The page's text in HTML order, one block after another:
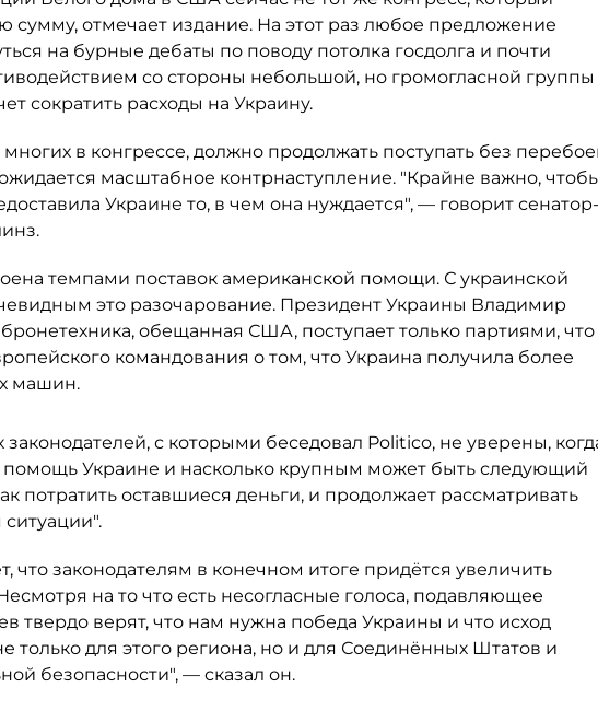
отмечает издание. На этот раз любое предложение
на бурные дебаты по поводу потолка госдолга и почти
со стороны небольшой, но громогласной группы
сократить расходы на Украину.
в конгрессе, должно продолжать поступать без
масштабное контрнаступление. "Крайне важно,
Украине то, в чем она нуждается", — говорит сенатор-
темпами поставок американской помощи. С украинской
это разочарование. Президент Украины Владимир
обещанная США, поступает только партиями, что
командования о том, что Украина получила более
машин.
с которыми беседовал Politico, не уверены,
помощь Украине и насколько крупным может быть следующий
потратить оставшиеся деньги, и продолжает рассматривать
что законодателям в конечном итоге придётся увеличить
на то что есть несогласные голоса, подавляющее
твердо верят, что нам нужна победа Украины и что исход
только для этого региона, но и для Соединённых Штатов и
безопасности", — сказал он.